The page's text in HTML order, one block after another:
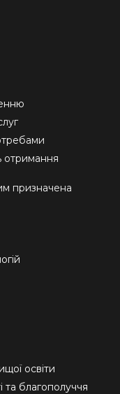
отримання
призначена
освіти
та благополуччя